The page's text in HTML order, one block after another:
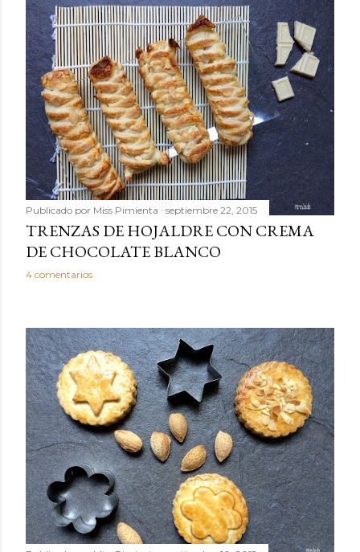
Publicado por Miss Pimienta septiembre 22, 2015
TRENZAS DE HOJALDRE CON CREMA
DE CHOCOLATE BLANCO
4 comentarios